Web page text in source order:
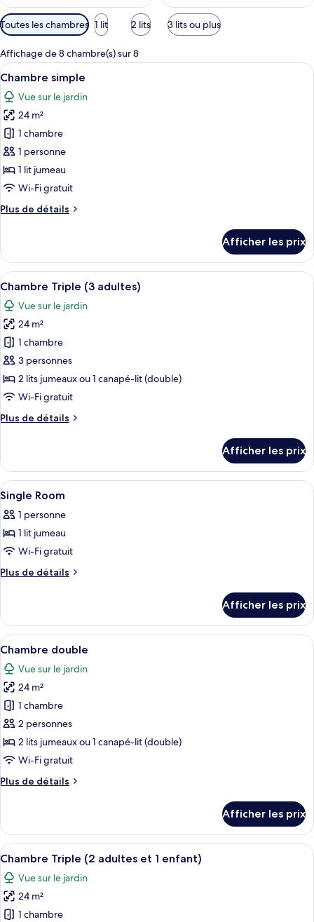
Filtres
disponibles
pour
les
chambres
Toutes les chambres 1 lit 2 lits 3 lits ou plus
Affichage de 8 chambre(s) sur 8
Afficher
toutes
les
photos
pour
ce
type
de
chambre :
Chambre
Une chambre d’hôtel comprenant
6
Chambre simple
Vue sur le jardin
24 m²
1 chambre
1 personne
1 lit jumeau
Wi-Fi gratuit
Plus de détails
Plus
Chambre
simple
Afficher les prix
Afficher
toutes
les
photos
pour
ce
type
de
chambre :
Chambre
adultes)
Une chambre d’hôtel avec deux
7
Chambre Triple (3 adultes)
Vue sur le jardin
24 m²
1 chambre
3 personnes
2 lits jumeaux ou 1 canapé-lit (double)
Wi-Fi gratuit
Plus de détails
Plus
Chambre
Triple
(3
adultes)
Afficher les prix
Afficher
toutes
les
photos
pour
ce
chambre :
Single
Room
Une chambre d’hôtel équipée d’un
6
Single Room
1 personne
1 lit jumeau
Wi-Fi gratuit
Plus de détails
Plus
Single
Room
Afficher les prix
Afficher
toutes
les
photos
pour
ce
type
de
chambre :
Chambre
Une chambre d’hôtel comprenant
6
Chambre double
Vue sur le jardin
24 m²
1 chambre
2 personnes
2 lits jumeaux ou 1 canapé-lit (double)
Wi-Fi gratuit
Plus de détails
Plus
Chambre
double
Afficher les prix
Afficher
toutes
les
photos
pour
Une chambre d’hôtel avec deux
6
Chambre Triple (2 adultes et 1 enfant)
Vue sur le jardin
24 m²
1 chambre